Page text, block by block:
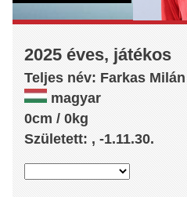
2025 éves, játékos
Teljes név: Farkas Milán
magyar
0cm / 0kg
Született: , -1.11.30.